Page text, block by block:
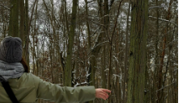
6, 2026 1 Comment